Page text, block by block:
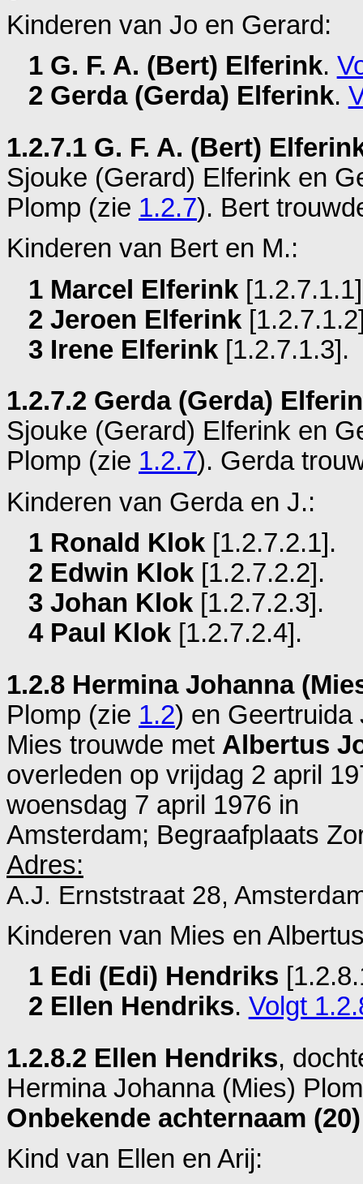
Kinderen van Jo en Gerard:
1 G. F. A. (Bert) Elferink.
2 Gerda (Gerda) Elferink.
1.2.7.1 G. F. A. (Bert)
Sjouke (Gerard) Elferink en
Plomp (zie 1.2.7). Bert
Kinderen van Bert en M.:
1 Marcel Elferink
2 Jeroen Elferink
3 Irene Elferink[1.2.7.1.3].
1.2.7.2 Gerda (Gerda)
Sjouke (Gerard) Elferink en
Plomp (zie 1.2.7). Gerda
Kinderen van Gerda en J.:
1 Ronald Klok[1.2.7.2.1].
2 Edwin Klok[1.2.7.2.2].
3 Johan Klok[1.2.7.2.3].
4 Paul Klok[1.2.7.2.4].
1.2.8 Hermina Johanna
Plomp (zie 1.2) en Geertruida
Mies trouwde met Albertus
overleden op vrijdag 2 april
woensdag 7 april 1976 in
Amsterdam; Begraafplaats
Adres:
A.J. Ernststraat 28,
Kinderen van Mies en
1 Edi (Edi) Hendriks
2 Ellen Hendriks. Volgt
1.2.8.2 Ellen Hendriks,
Hermina Johanna (Mies)
Onbekende achternaam (20)
Kind van Ellen en Arij: